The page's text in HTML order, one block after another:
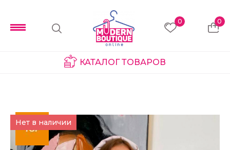
0 0
КАТАЛОГ ТОВАРОВ
Нет в наличии